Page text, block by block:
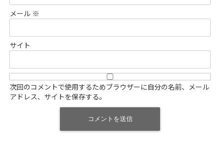
メール ※
サイト
次回のコメントで使用するためブラウザーに自分の名前、メール
アドレス、サイトを保存する。